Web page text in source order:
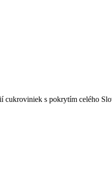
s pokrytím celého